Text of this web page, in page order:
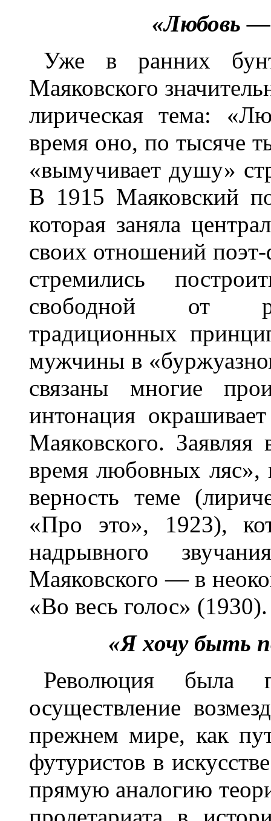
«Любовь —
Уже в ранних
Маяковского
лирическая тема:
время оно, по тысяче
«вымучивает душу»
В 1915 Маяковский
которая заняла
своих отношений
стремились
свободной от
традиционных
мужчины в
связаны многие
интонация
Маяковского.
время любовных ляс»,
верность теме
«Про это», 1923),
надрывного
Маяковского — в
«Во весь голос» (1930).
«Я хочу быть
Революция была
осуществление
прежнем мире, как
футуристов в
прямую аналогию